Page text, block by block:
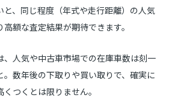
と、同じ程度（年式や走行距離）の人気
額な査定結果が期待できます。
、人気や中古車市場での在庫車数は刻一
数年後の下取りや買い取りで、確実に
つくとは限りません。